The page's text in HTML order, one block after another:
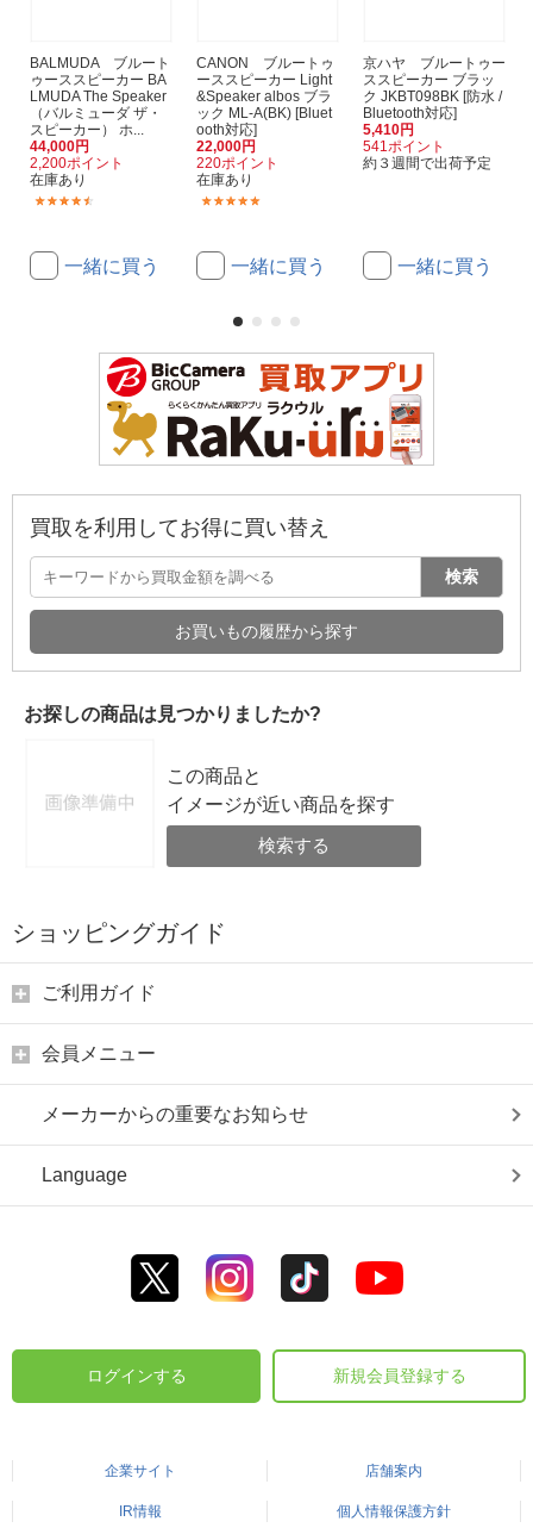
BALMUDA ブルート
ゥーススピーカー BA
LMUDA The Speaker
（バルミューダ ザ・
スピーカー） ホ...
44,000円
2,200ポイント
在庫あり
一緒に買う
CANON ブルートゥ
ーススピーカー Light
&Speaker albos ブラ
ック ML-A(BK) [Bluet
ooth対応]
22,000円
220ポイント
在庫あり
一緒に買う
京ハヤ ブルートゥー
ススピーカー ブラッ
ク JKBT098BK [防水 /
Bluetooth対応]
5,410円
541ポイント
約３週間で出荷予定
一緒に買う
買取を利用してお得に買い替え
検索
お買いもの履歴から探す
お探しの商品は見つかりましたか?
この商品と
イメージが近い商品を探す
検索する
ショッピングガイド
ご利用ガイド
会員メニュー
メーカーからの重要なお知らせ
Language
ログインする 新規会員登録する
企業サイト 店舗案内
IR情報 個人情報保護方針